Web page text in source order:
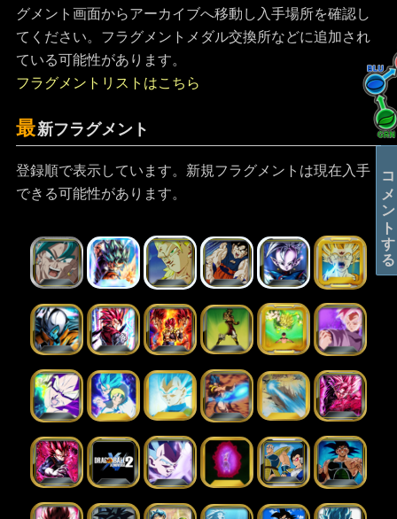
グメント画面からアーカイブへ移動し入手場所を確認し
てください。フラグメントメダル交換所などに追加され
ている可能性があります。
フラグメントリストはこちら
最新フラグメント
登録順で表示しています。新規フラグメントは現在入手
できる可能性があります。
コメントする